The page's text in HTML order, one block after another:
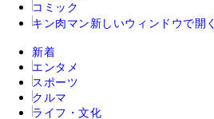
コミック
キン肉マン 新しいウィンドウで開く
新着
エンタメ
スポーツ
クルマ
ライフ・文化